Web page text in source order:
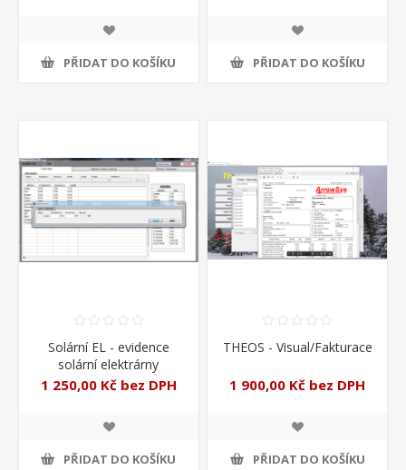
PŘIDAT DO KOŠÍKU PŘIDAT DO KOŠÍKU
Solární EL - evidence
solární elektrárny
1 250,00 Kč bez DPH
PŘIDAT DO KOŠÍKU
THEOS - Visual/Fakturace
1 900,00 Kč bez DPH
PŘIDAT DO KOŠÍKU